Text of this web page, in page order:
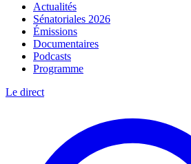
Actualités
Sénatoriales 2026
Émissions
Documentaires
Podcasts
Programme
Le direct